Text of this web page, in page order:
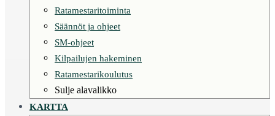
Ratamestaritoiminta
Säännöt ja ohjeet
SM-ohjeet
Kilpailujen hakeminen
Ratamestarikoulutus
Sulje alavalikko
KARTTA